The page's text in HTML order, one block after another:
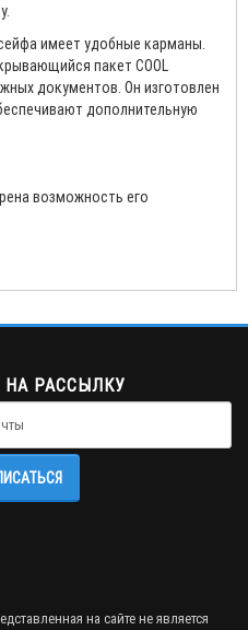
имеет удобные карманы.
пакет COOL
документов. Он изготовлен
дополнительную
возможность его
НА РАССЫЛКУ
на сайте не является